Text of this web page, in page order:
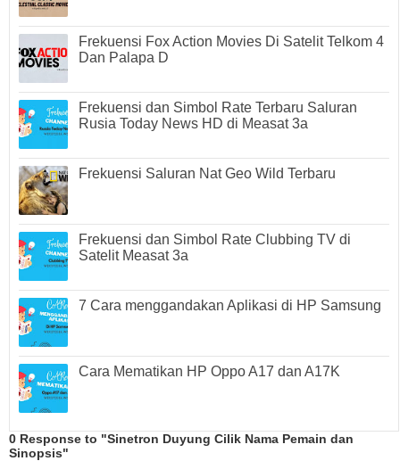
Frekuensi Fox Action Movies Di Satelit Telkom 4
Dan Palapa D
Frekuensi dan Simbol Rate Terbaru Saluran
Rusia Today News HD di Measat 3a
Frekuensi Saluran Nat Geo Wild Terbaru
Frekuensi dan Simbol Rate Clubbing TV di
Satelit Measat 3a
7 Cara menggandakan Aplikasi di HP Samsung
Cara Mematikan HP Oppo A17 dan A17K
0 Response to "Sinetron Duyung Cilik Nama Pemain dan
Sinopsis"